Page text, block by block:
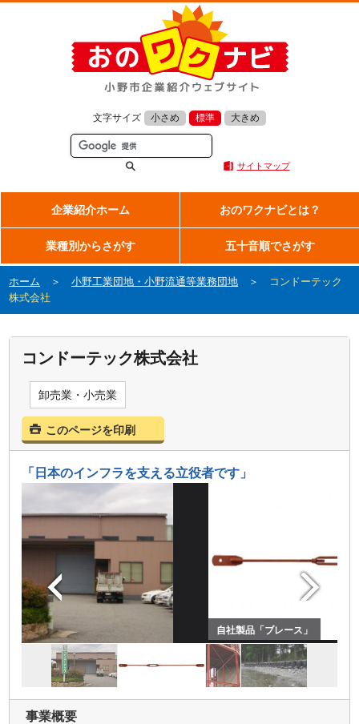
文字サイズ 小さめ 標準 大きめ
サイトマップ
企業紹介ホーム おのワクナビとは？
業種別からさがす 五十音順でさがす
ホーム ＞小野工業団地・小野流通等業務団地 ＞
コンドーテック
株式会社
コンドーテック株式会社
卸売業・小売業
このページを印刷
「日本のインフラを支える立役者です」
自社製品「ブレース」
事業概要